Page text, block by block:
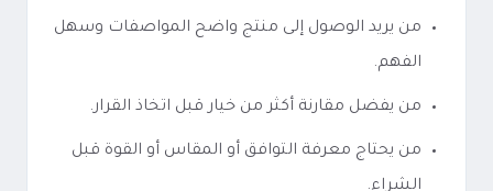
من يريد الوصول إلى منتج واضح المواصفات وسهل
الفهم.
من يفضل مقارنة أكثر من خيار قبل اتخاذ القرار.
من يحتاج معرفة التوافق أو المقاس أو القوة قبل
الشراء.